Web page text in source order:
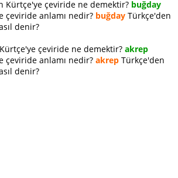
Kürtçe'ye çeviride ne demektir? buğday
çeviride anlamı nedir? buğday Türkçe'den
denir?
çeviride ne demektir? akrep
çeviride anlamı nedir? akrep Türkçe'den
denir?